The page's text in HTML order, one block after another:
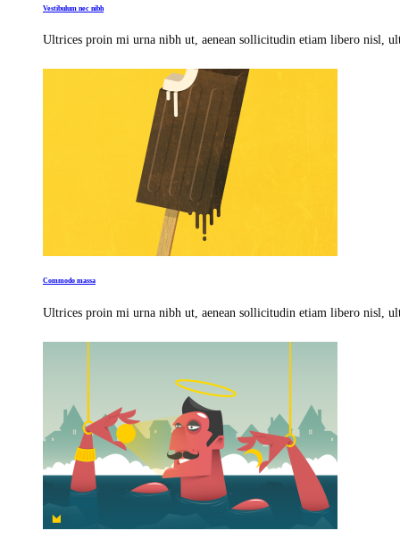
Vestibulum nec nibh
Ultrices proin mi urna nibh ut, aenean sollicitudin etiam libero nisl,
Commodo massa
Ultrices proin mi urna nibh ut, aenean sollicitudin etiam libero nisl,